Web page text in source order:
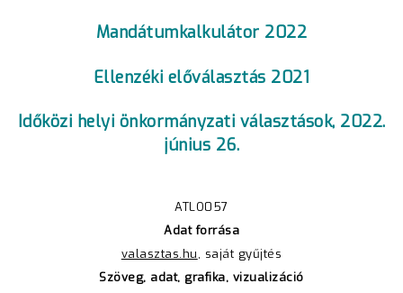
Mandátumkalkulátor 2022
Ellenzéki előválasztás 2021
Időközi helyi önkormányzati választások, 2022.
június 26.
ATLO057
Adat forrása
valasztas.hu, saját gyűjtés
Szöveg, adat, grafika, vizualizáció